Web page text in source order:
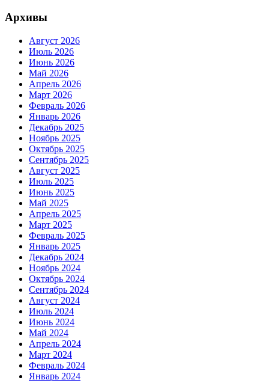
Архивы
Август 2026
Июль 2026
Июнь 2026
Май 2026
Апрель 2026
Март 2026
Февраль 2026
Январь 2026
Декабрь 2025
Ноябрь 2025
Октябрь 2025
Сентябрь 2025
Август 2025
Июль 2025
Июнь 2025
Май 2025
Апрель 2025
Март 2025
Февраль 2025
Январь 2025
Декабрь 2024
Ноябрь 2024
Октябрь 2024
Сентябрь 2024
Август 2024
Июль 2024
Июнь 2024
Май 2024
Апрель 2024
Март 2024
Февраль 2024
Январь 2024